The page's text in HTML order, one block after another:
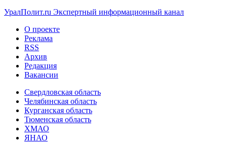
УралПолит.ru Экспертный информационный канал
О проекте
Реклама
RSS
Архив
Редакция
Вакансии
Свердловская область
Челябинская область
Курганская область
Тюменская область
ХМАО
ЯНАО